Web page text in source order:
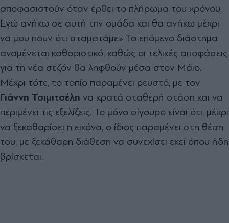
αποφασιστούν όταν έρθει το πλήρωμα του χρόνου.
Εγώ ανήκω σε αυτή την ομάδα και θα ανήκω μέχρι
να μου πουν ότι σταματάμε» Το επόμενο διάστημα
αναμένεται καθοριστικό, καθώς οι τελικές αποφάσεις
για τη νέα σεζόν θα ληφθούν μέσα στον Μάιο.
Μέχρι τότε, το τοπίο παραμένει ρευστό, με τον
Γιάννη Τσιμιτσέλη να κρατά σταθερή στάση και να
περιμένει τις εξελίξεις. Το μόνο σίγουρο είναι ότι, μέχρι
να ξεκαθαρίσει η εικόνα, ο ίδιος παραμένει στη θέση
του, με ξεκάθαρη διάθεση να συνεχίσει εκεί όπου ήδη
βρίσκεται.